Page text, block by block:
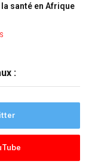
santé en Afrique
: